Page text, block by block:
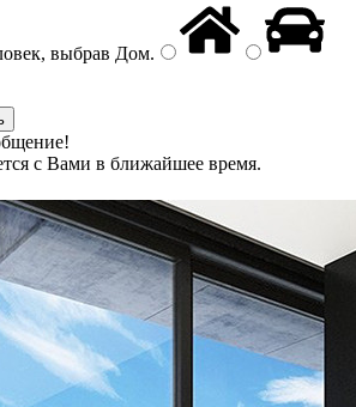
выбрав Дом.
с Вами в ближайшее время.